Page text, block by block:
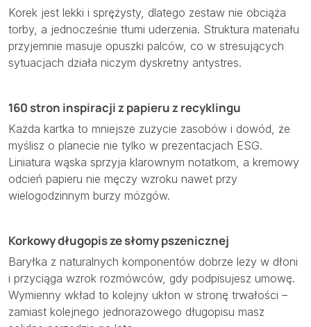
Korek jest lekki i sprężysty, dlatego zestaw nie obciąża
torby, a jednocześnie tłumi uderzenia. Struktura materiału
przyjemnie masuje opuszki palców, co w stresujących
sytuacjach działa niczym dyskretny antystres.
160 stron inspiracji z papieru z recyklingu
Każda kartka to mniejsze zużycie zasobów i dowód, że
myślisz o planecie nie tylko w prezentacjach ESG.
Liniatura wąska sprzyja klarownym notatkom, a kremowy
odcień papieru nie męczy wzroku nawet przy
wielogodzinnym burzy mózgów.
Korkowy długopis ze słomy pszenicznej
Baryłka z naturalnych komponentów dobrze leży w dłoni
i przyciąga wzrok rozmówców, gdy podpisujesz umowę.
Wymienny wkład to kolejny ukłon w stronę trwałości –
zamiast kolejnego jednorazowego długopisu masz